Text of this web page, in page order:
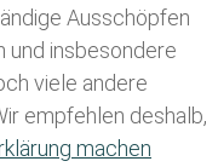
Ausschöpfen
und insbesondere
viele andere
empfehlen deshalb,
machen